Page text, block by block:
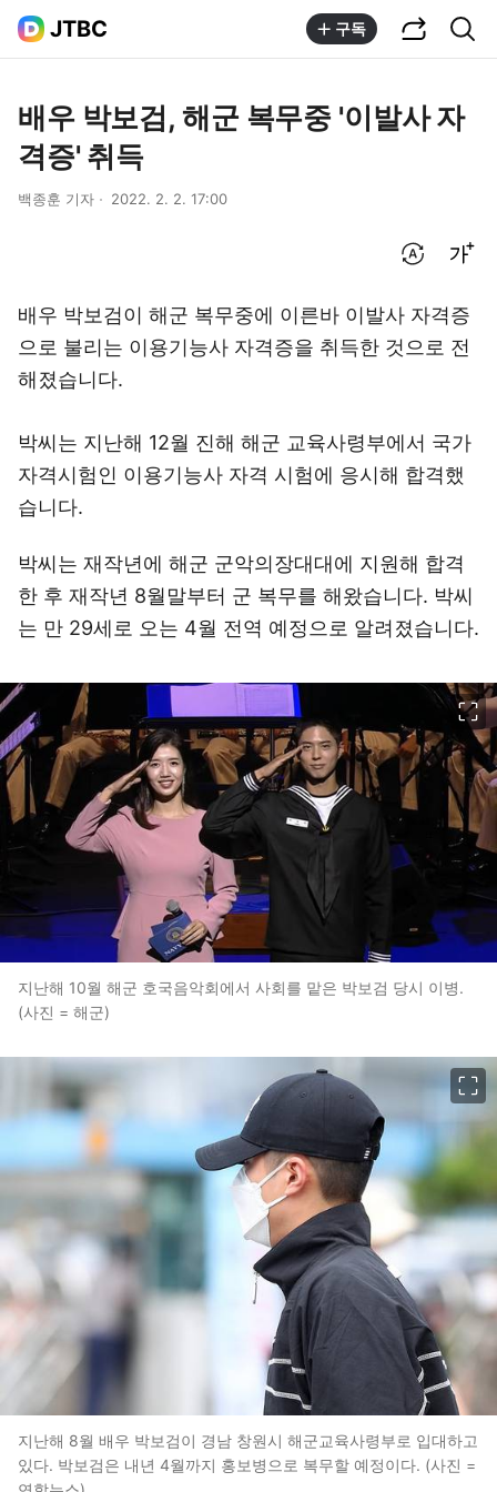
JTBC 구독
배우 박보검, 해군 복무중 '이발사 자
격증' 취득
백종훈 기자 2022. 2. 2. 17:00
배우 박보검이 해군 복무중에 이른바 이발사 자격증
으로 불리는 이용기능사 자격증을 취득한 것으로 전
해졌습니다.
박씨는 지난해 12월 진해 해군 교육사령부에서 국가
자격시험인 이용기능사 자격 시험에 응시해 합격했
습니다.
박씨는 재작년에 해군 군악의장대대에 지원해 합격
한 후 재작년 8월말부터 군 복무를 해왔습니다. 박씨
는 만 29세로 오는 4월 전역 예정으로 알려졌습니다.
지난해 10월 해군 호국음악회에서 사회를 맡은 박보검 당시 이병.
(사진 = 해군)
지난해 8월 배우 박보검이 경남 창원시 해군교육사령부로 입대하고
있다. 박보검은 내년 4월까지 홍보병으로 복무할 예정이다. (사진 =